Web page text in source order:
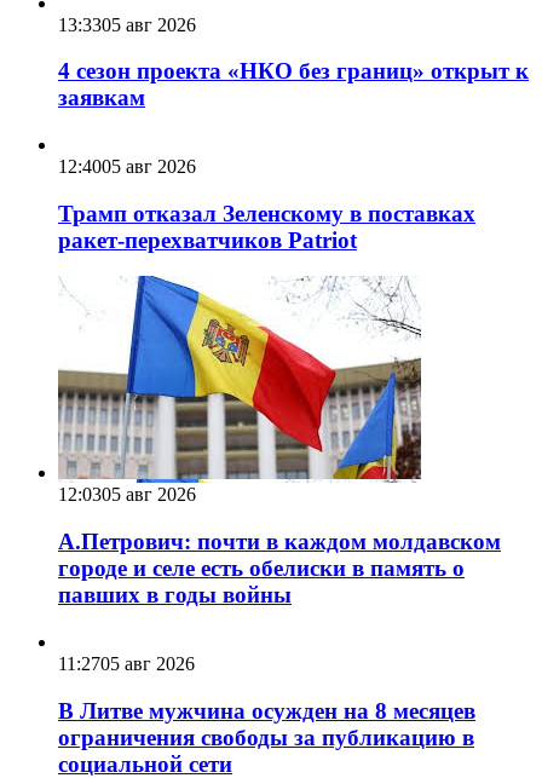
13:3305 авг 2026
4 сезон проекта «НКО без границ» открыт к
заявкам
12:4005 авг 2026
Трамп отказал Зеленскому в поставках
ракет-перехватчиков Patriot
12:0305 авг 2026
А.Петрович: почти в каждом молдавском
городе и селе есть обелиски в память о
павших в годы войны
11:2705 авг 2026
В Литве мужчина осужден на 8 месяцев
ограничения свободы за публикацию в
социальной сети